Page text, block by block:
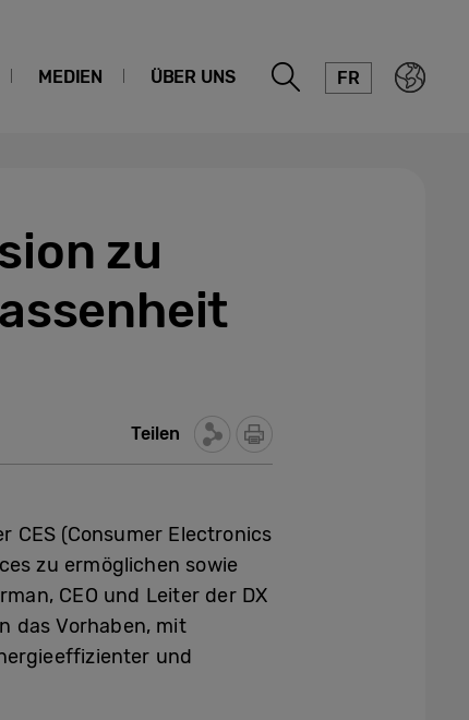
MEDIEN ÜBER UNS FR
zu
Teilen
CES (Consumer Electronics
zu ermöglichen sowie
CEO und Leiter der DX
das Vorhaben, mit
und